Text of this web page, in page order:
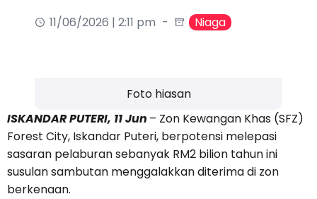
11/06/2026 | 2:11 pm
Niaga
Foto hiasan
ISKANDAR PUTERI, 11 Jun – Zon Kewangan Khas (SFZ)
Forest City, Iskandar Puteri, berpotensi melepasi
sasaran pelaburan sebanyak RM2 bilion tahun ini
susulan sambutan menggalakkan diterima di zon
berkenaan.